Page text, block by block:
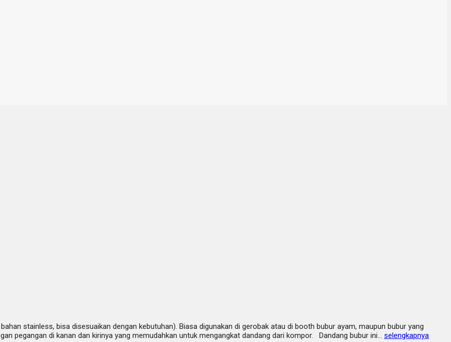
stainless, bisa disesuaikan dengan kebutuhan). Biasa digunakan di gerobak atau di booth bubur ayam, maupun bubur yang
pegangan di kanan dan kirinya yang memudahkan untuk mengangkat dandang dari kompor. Dandang bubur ini… selengkapnya